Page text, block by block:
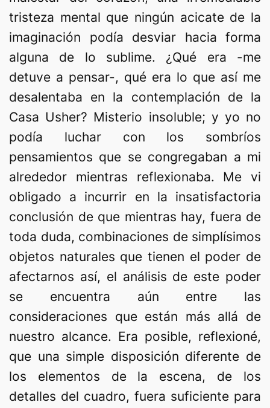
tristeza mental que ningún acicate de la
imaginación podía desviar hacia forma
alguna de lo sublime. ¿Qué era -me
detuve a pensar-, qué era lo que así me
desalentaba en la contemplación de la
Casa Usher? Misterio insoluble; y yo no
podía luchar con los sombríos
pensamientos que se congregaban a mi
alrededor mientras reflexionaba. Me vi
obligado a incurrir en la insatisfactoria
conclusión de que mientras hay, fuera de
toda duda, combinaciones de simplísimos
objetos naturales que tienen el poder de
afectarnos así, el análisis de este poder
se encuentra aún entre las
consideraciones que están más allá de
nuestro alcance. Era posible, reflexioné,
que una simple disposición diferente de
los elementos de la escena, de los
detalles del cuadro, fuera suficiente para